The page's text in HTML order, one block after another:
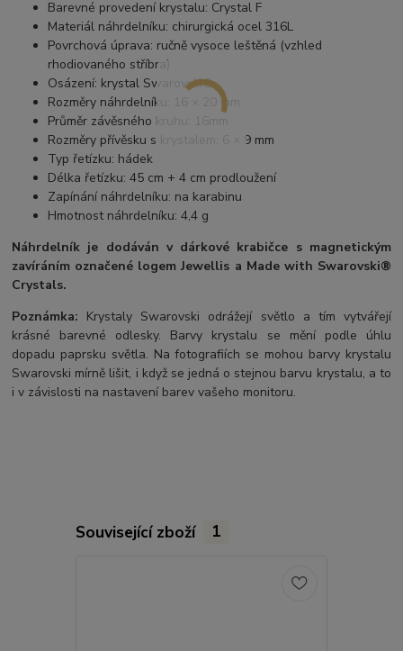
Barevné provedení krystalu: Crystal F
Materiál náhrdelníku: chirurgická ocel 316L
Povrchová úprava: ručně vysoce leštěná (vzhled
rhodiovaného stříbra)
Osázení: krystal Swarovski®
Rozměry náhrdelníku: 16 × 20 mm
Průměr závěsného kruhu: 16mm
Rozměry přívěsku s krystalem: 6 × 9 mm
Typ řetízku: hádek
Délka řetízku: 45 cm + 4 cm prodloužení
Zapínání náhrdelníku: na karabinu
Hmotnost náhrdelníku: 4,4 g
Náhrdelník je dodáván v dárkové krabičce s magnetickým
zavíráním označené logem Jewellis a Made with Swarovski®
Crystals.
Poznámka: Krystaly Swarovski odrážejí světlo a tím vytvářejí
krásné barevné odlesky. Barvy krystalu se mění podle úhlu
dopadu paprsku světla. Na fotografiích se mohou barvy krystalu
Swarovski mírně lišit, i když se jedná o stejnou barvu krystalu, a to
i v závislosti na nastavení barev vašeho monitoru.
Související zboží 1